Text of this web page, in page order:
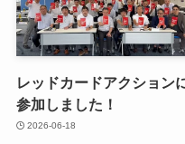
レッドカードアクション
参加しました！
2026-06-18